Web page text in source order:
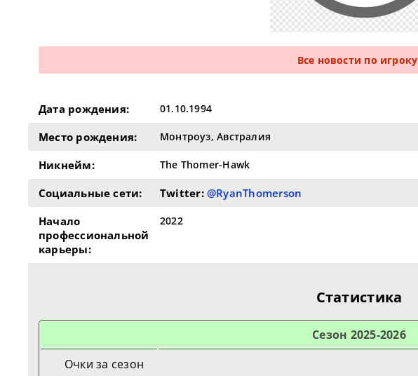
Все новости по игроку
Дата рождения: 01.10.1994
Место рождения: Монтроуз, Австралия
Никнейм: The Thomer-Hawk
Социальные сети: Twitter: @RyanThomerson
Начало
профессиональной
карьеры:
2022
Статистика
Cезон 2025-2026
Очки за сезон